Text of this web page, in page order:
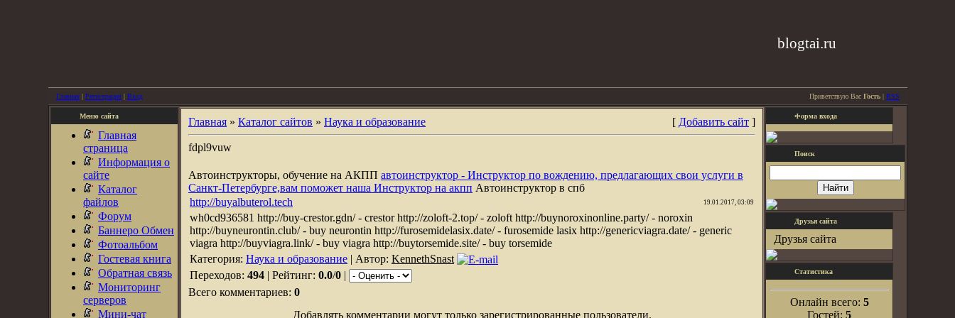
blogtai.ru
Главная | Регистрация | Вход Приветствую Вас Гость | RSS
Меню сайта
Главная
страница
Информация о
сайте
Каталог
файлов
Форум
Баннеро Обмен
Фотоальбом
Гостевая книга
Обратная связь
Мониторинг
серверов
Мини-чат
Главная » Каталог сайтов » Наука и образование [ Добавить сайт ]
fdpl9vuw
Автоинструкторы, обучение на АКПП автоинструктор - Инструктор по вождению, предлагающих свои услуги в
Санкт-Петербурге,вам поможет наша Инструктор на акпп Автоинструктор в спб
http://buyalbuterol.tech
19.01.2017, 03:09
wh0cd936581 http://buy-crestor.gdn/ - crestor http://zoloft-2.top/ - zoloft http://buynoroxinonline.party/ - noroxin
http://buyneurontin.club/ - buy neurontin http://furosemidelasix.date/ - furosemide lasix http://genericviagra.date/ - generic
viagra http://buyviagra.link/ - buy viagra http://buytorsemide.site/ - buy torsemide
Категория: Наука и образование | Автор: KennethSnast
Переходов: 494 | Рейтинг: 0.0/0 |
Всего комментариев: 0
Добавлять комментарии могут только зарегистрированные пользователи.
Форма входа
Поиск
Друзья сайта
Друзья сайта
Статистика
Онлайн всего: 5
Гостей: 5